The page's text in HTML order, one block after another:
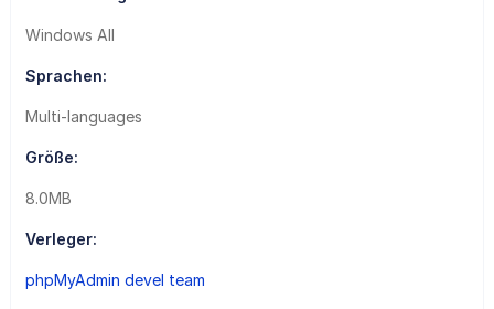
Windows All
Sprachen:
Multi-languages
Größe:
8.0MB
Verleger:
phpMyAdmin devel team